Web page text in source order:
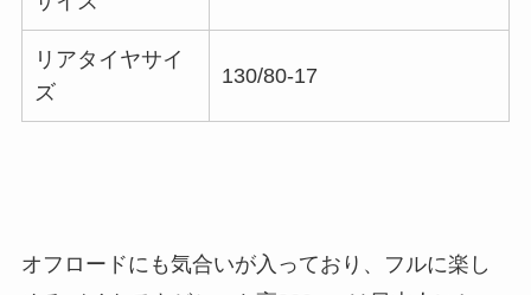
リアタイヤサイ
ズ
130/80-17
オフロードにも気合いが入っており、フルに楽し